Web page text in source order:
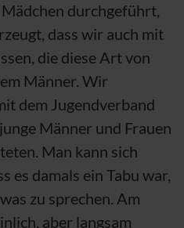
durchgeführt,
dass wir auch mit
die diese Art von
Männer. Wir
dem Jugendverband
Männer und Frauen
Man kann sich
es damals ein Tabu war,
zu sprechen. Am
aber langsam